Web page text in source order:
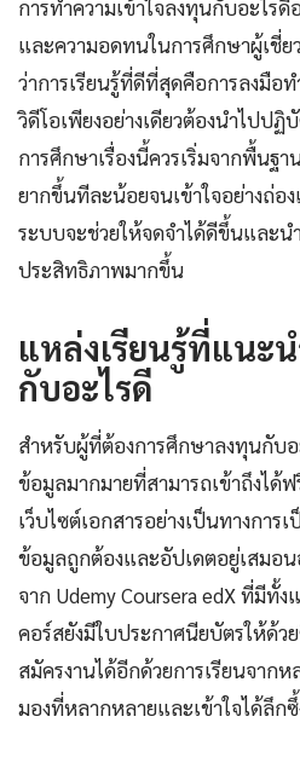
การทำความเข้าใจลงทุนกับอะไร
และความอดทนในการศึกษาผู้เชี่
ว่าการเรียนรู้ที่ดีที่สุดคือการลงมือ
วิดีโอเพียงอย่างเดียวต้องนำไปป
การศึกษาเรื่องนี้ควรเริ่มจากพื้นฐ
ยากขึ้นทีละน้อยจนเข้าใจอย่างถ่อ
ระบบจะช่วยให้จดจำได้ดีขึ้นและน
ประสิทธิภาพมากขึ้น
แหล่งเรียนรู้ที่แนะ
กับอะไรดี
สำหรับผู้ที่ต้องการศึกษาลงทุนกับอ
ข้อมูลมากมายที่สามารถเข้าถึงได้
เว็บไซต์เอกสารอย่างเป็นทางกา
ข้อมูลถูกต้องและอัปเดตอยู่เสมอ
จาก Udemy Coursera edX ที่มีทั้
คอร์สยังมีใบประกาศนียบัตรให้ด้ว
สมัครงานได้อีกด้วยการเรียนจาก
มองที่หลากหลายและเข้าใจได้ลึก